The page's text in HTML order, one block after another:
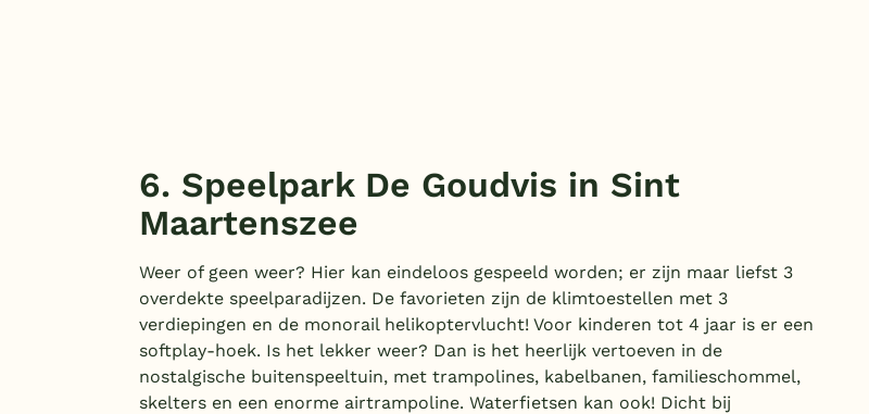
6. Speelpark De Goudvis in Sint
Maartenszee
Weer of geen weer? Hier kan eindeloos gespeeld worden; er zijn maar liefst 3
overdekte speelparadijzen. De favorieten zijn de klimtoestellen met 3
verdiepingen en de monorail helikoptervlucht! Voor kinderen tot 4 jaar is er een
softplay-hoek. Is het lekker weer? Dan is het heerlijk vertoeven in de
nostalgische buitenspeeltuin, met trampolines, kabelbanen, familieschommel,
skelters en een enorme airtrampoline. Waterfietsen kan ook! Dicht bij